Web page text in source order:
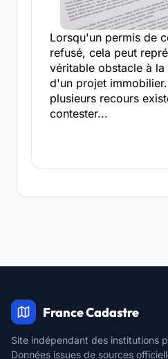
Lorsqu'un permis de
refusé, cela peut
véritable obstacle à
d'un projet
plusieurs recours
contester...
France Cadastre
Site indépendant des institutions
Données issues de sources